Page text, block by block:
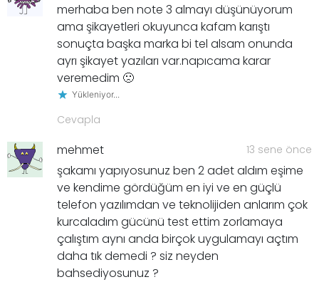
merhaba ben note 3 almayı düşünüyorum
ama şikayetleri okuyunca kafam karıştı
sonuçta başka marka bi tel alsam onunda
ayrı şikayet yazıları var.napıcama karar
veremedim 🙁
Yükleniyor...
Cevapla
mehmet 13 sene önce
şakamı yapıyosunuz ben 2 adet aldım eşime
ve kendime gördüğüm en iyi ve en güçlü
telefon yazılımdan ve teknolijiden anlarım çok
kurcaladım gücünü test ettim zorlamaya
çalıştım aynı anda birçok uygulamayı açtım
daha tık demedi ? siz neyden
bahsediyosunuz ?